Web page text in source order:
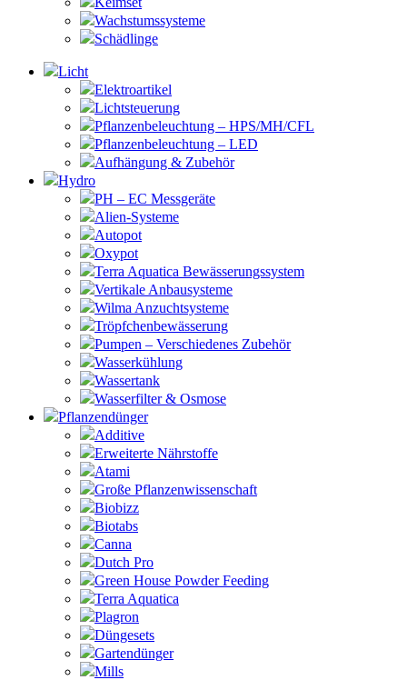
Wachstumssysteme
Schädlinge
Licht
Elektroartikel
Lichtsteuerung
Pflanzenbeleuchtung – HPS/MH/CFL
Pflanzenbeleuchtung – LED
Aufhängung & Zubehör
Hydro
PH – EC Messgeräte
Alien-Systeme
Autopot
Oxypot
Terra Aquatica Bewässerungssystem
Vertikale Anbausysteme
Wilma Anzuchtsysteme
Tröpfchenbewässerung
Pumpen – Verschiedenes Zubehör
Wasserkühlung
Wassertank
Wasserfilter & Osmose
Pflanzendünger
Additive
Erweiterte Nährstoffe
Atami
Große Pflanzenwissenschaft
Biobizz
Biotabs
Canna
Dutch Pro
Green House Powder Feeding
Terra Aquatica
Plagron
Düngesets
Gartendünger
Mills